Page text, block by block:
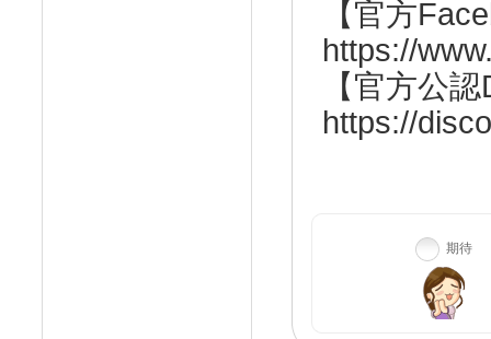
【官方
https://
【官方公
https://
期待